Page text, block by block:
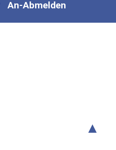
An-Abmelden
▲